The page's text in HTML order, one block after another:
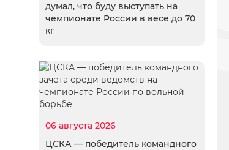
думал, что буду выступать на
чемпионате России в весе до 70
кг
06 августа 2026
ЦСКА — победитель командного